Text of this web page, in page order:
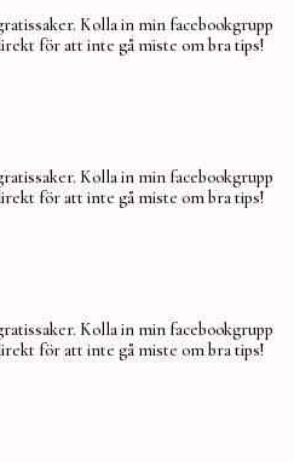
Kolla in min facebookgrupp
för att inte gå miste om bra tips!
Kolla in min facebookgrupp
för att inte gå miste om bra tips!
Kolla in min facebookgrupp
för att inte gå miste om bra tips!